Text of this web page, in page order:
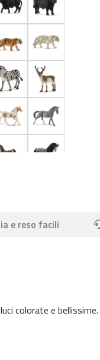
e reso facili
colorate e bellissime.